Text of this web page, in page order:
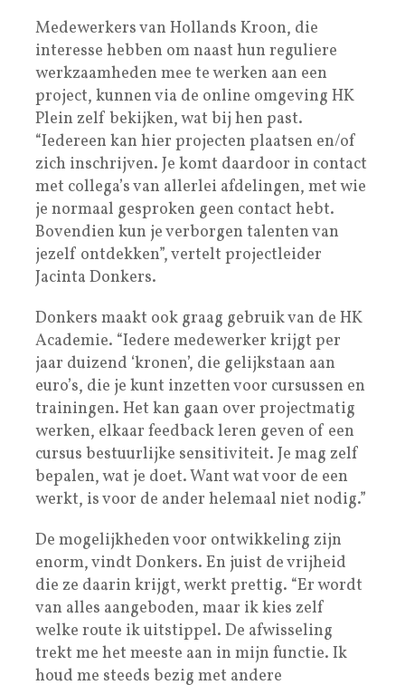
Medewerkers van Hollands Kroon, die
interesse hebben om naast hun reguliere
werkzaamheden mee te werken aan een
project, kunnen via de online omgeving HK
Plein zelf bekijken, wat bij hen past.
“Iedereen kan hier projecten plaatsen en/of
zich inschrijven. Je komt daardoor in contact
met collega’s van allerlei afdelingen, met wie
je normaal gesproken geen contact hebt.
Bovendien kun je verborgen talenten van
jezelf ontdekken”, vertelt projectleider
Jacinta Donkers.
Donkers maakt ook graag gebruik van de HK
Academie. “Iedere medewerker krijgt per
jaar duizend ‘kronen’, die gelijkstaan aan
euro’s, die je kunt inzetten voor cursussen en
trainingen. Het kan gaan over projectmatig
werken, elkaar feedback leren geven of een
cursus bestuurlijke sensitiviteit. Je mag zelf
bepalen, wat je doet. Want wat voor de een
werkt, is voor de ander helemaal niet nodig.”
De mogelijkheden voor ontwikkeling zijn
enorm, vindt Donkers. En juist de vrijheid
die ze daarin krijgt, werkt prettig. “Er wordt
van alles aangeboden, maar ik kies zelf
welke route ik uitstippel. De afwisseling
trekt me het meeste aan in mijn functie. Ik
houd me steeds bezig met andere